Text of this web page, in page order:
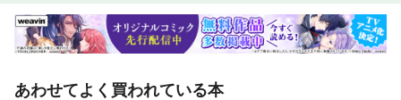
あわせてよく買われている本